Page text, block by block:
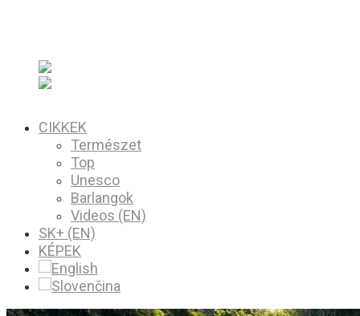
CIKKEK
Természet
Top
Unesco
Barlangok
Videos (EN)
SK+ (EN)
KÉPEK